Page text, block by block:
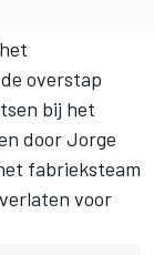
de overstap
bij het
doorJorge
fabrieksteam
voor